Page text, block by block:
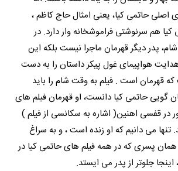
حاتمی کیا، یعنی امثال حاج کاظم ،
هم سرنوشتی فراموشخانه وار دارد. در
پدر دیگر قهرمان ماجرا نیست بلکه این
هواپیمای غول پیکر داستان را به دست
قهرمان است . فیلم به وقت شام را باید
گویی حاتمی کیا دانست، او قهرمان فیلم های
قفسی اهنین( اشاره به سکانسی از فیلم )
تنها می دانیم که او زنده است ، و به سراغ
پسری که در همه فیلم های حاتمی کیا در
اینجا جلوتر از پدر می ایستد.